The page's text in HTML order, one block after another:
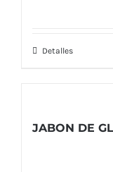
Detalles
JABON DE